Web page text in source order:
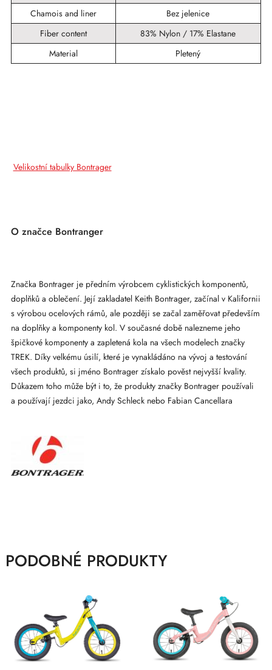
Chamois and liner
Bez jelenice
Fiber content
83% Nylon / 17% Elastane
Material
Pletený
Velikostní tabulky Bontrager
O značce Bontranger
Značka Bontrager je předním výrobcem cyklistických komponentů,
doplňků a oblečení. Její zakladatel Keith Bontrager, začínal v Kalifornii
s výrobou ocelových rámů, ale později se začal zaměřovat především
na doplňky a komponenty kol. V současné době nalezneme jeho
špičkové komponenty a zapletená kola na všech modelech značky
TREK. Díky velkému úsilí, které je vynakládáno na vývoj a testování
všech produktů, si jméno Bontrager získalo pověst nejvyšší kvality.
Důkazem toho může být i to, že produkty značky Bontrager používali
a používají jezdci jako, Andy Schleck nebo Fabian Cancellara
PODOBNÉ PRODUKTY